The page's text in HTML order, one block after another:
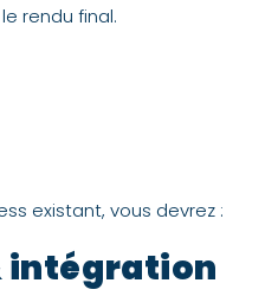
rendu final.
existant, vous devrez :
intégration